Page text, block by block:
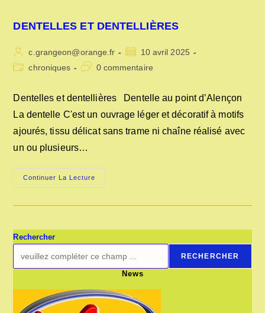
DENTELLES ET DENTELLIÈRES
Auteur/autrice
de
c.grangeon@orange.fr
Publication
publiée :
10 avril 2025
Postchroniques
Commentaires
publication :
0 commentaire
Dentelles et dentellières Dentelle au point d’Alençon
La dentelle C'est un ouvrage léger et décoratif à motifs
ajourés, tissu délicat sans trame ni chaîne réalisé avec
un ou plusieurs…
Continuer La Lecture
ET
Rechercher
RECHERCHER
News